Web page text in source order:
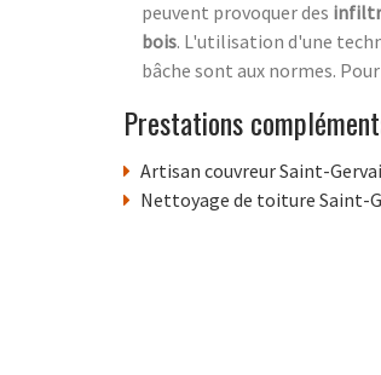
peuvent provoquer des
bois. L'utilisation d'une
bâche sont aux normes.
Prestations
Artisan couvreur Saint-
Nettoyage de toiture Saint-